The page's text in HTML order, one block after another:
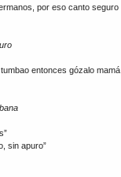
por eso canto seguro
entonces gózalo mamá
sin apuro”